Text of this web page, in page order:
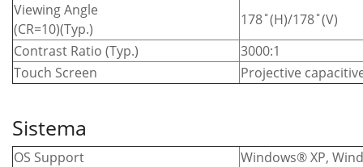
Viewing Angle
(CR=10)(Typ.)
178˚(H)/178˚(V)
Contrast Ratio (Typ.)
3000:1
Touch Screen
Projective
Sistema
OS Support
Windows® XP,